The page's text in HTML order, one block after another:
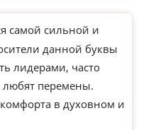
самой сильной и
данной буквы
лидерами, часто
любят перемены.
в духовном и